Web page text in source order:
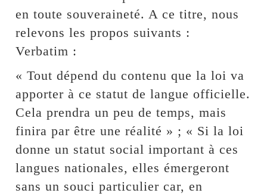
en toute souveraineté. A ce titre, nous
relevons les propos suivants :
Verbatim :
« Tout dépend du contenu que la loi va
apporter à ce statut de langue officielle.
Cela prendra un peu de temps, mais
finira par être une réalité » ; « Si la loi
donne un statut social important à ces
langues nationales, elles émergeront
sans un souci particulier car, en